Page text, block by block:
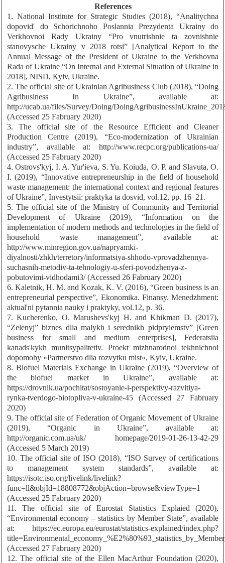
References
1. National Institute for Strategic Studies (2018), “Analitychna
dopovid' do Schorichnoho Poslannia Prezydenta Ukrainy do
Verkhovnoi Rady Ukrainy “Pro vnutrishnie ta zovnishnie
stanovysche Ukrainy v 2018 rotsi” [Analytical Report to the
Annual Message of the President of Ukraine to the Verkhovna
Rada of Ukraine “On Internal and External Situation of Ukraine in
2018], NISD, Кyiv, Ukraine.
2. The official site of Ukrainian Agribusiness Club (2018), “Doing
Agribusiness In Ukraine”, available at:
http://ucab.ua/files/Survey/Doing/
(Accessed 25 Fabruary 2020)
3. The official site of the Resource Efficient and Cleaner
Production Centre (2019), “Eco-modernization of Ukrainian
industry”, available at: http://www.recpc.org/publications-ua/
(Accessed 25 Fabruary 2020)
4. Ostrovs'kyj, I. A. Yur'ieva, S. Yu. Koiuda, O. P. and Slavuta, O.
I. (2019), “Innovative entrepreneurship in the field of household
waste management: the international context and regional features
of Ukraine”, Investytsii: praktyka ta dosvid, vol.12, pp. 16–21.
5. The official site of the Ministry of Community and Territorial
Development of Ukraine (2019), “Information on the
implementation of modern methods and technologies in the field of
household waste management”, available at:
http://www.minregion.gov.ua/napryamki-
diyalnosti/zhkh/terretory/informatsiya-shhodo-vprovadzhennya-
suchasnih-metodiv-ta-tehnologiy-u-sferi-povodzhenya-z-
pobutovimi-vidhodami3/ (Accessed 26 Fabruary 2020)
6. Kaletnik, H. M. and Kozak, K. V. (2016), “Green business is an
entrepreneurial perspective”, Ekonomika. Finansy. Menedzhment:
aktual'ni pytannia nauky i praktyky, vol.12, p. 36.
7. Kucherenko, O. Marushevs'kyj H. and Khikman D. (2017),
“Zelenyj” biznes dlia malykh i serednikh pidpryiemstv” [Green
business for small and medium enterprises], Federatsiia
kanads'kykh munitsypalitetiv. Proekt mizhnarodnoi tekhnichnoi
dopomohy «Partnerstvo dlia rozvytku mist», Kyiv, Ukraine.
8. Biofuel Materials Exchange in Ukraine (2019), “Overview of
the biofuel market in Ukraine”, available at:
https://drovnik.ua/pochitat/sostoyanie-i-perspektivy-razvitiya-
rynka-tverdogo-biotopliva-v-ukraine-45 (Accessed 27 Fabruary
2020)
9. The official site of Federation of Organic Movement of Ukraine
(2019), “Organic in Ukraine”, available at:
http://organic.com.ua/uk/ homepage/2019-01-26-13-42-29
(Accessed 5 March 2019)
10. The official site of ISO (2018), “ISO Survey of certifications
to management system standards”, available at:
https://isotc.iso.org/livelink/livelink?
func=ll&objId=18808772&objAction=browse&viewType=1
(Accessed 25 Fabruary 2020)
11. The official site of Eurostat Statistics Explaied (2020),
“Environmental economy – statistics by Member State”, available
at: https://ec.europa.eu/eurostat/statistics-explained/index.php?
(Accessed 27 Fabruary 2020)
12. The official site of the Ellen MacArthur Foundation (2020),